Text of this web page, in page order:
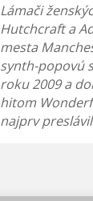
Lámači
Hutchcraft a
mesta
synth-popovú
roku 2009 a
hitom
najprv